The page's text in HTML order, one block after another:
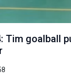
Tim goalball